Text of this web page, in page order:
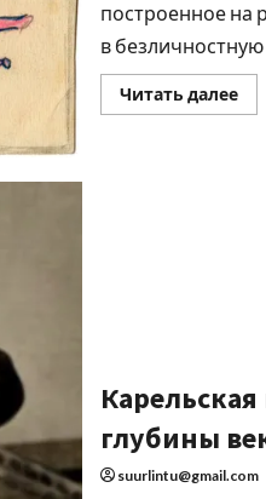
построенное на
в безличностную
Читать далее
глубины
suurlintu@gmail.com